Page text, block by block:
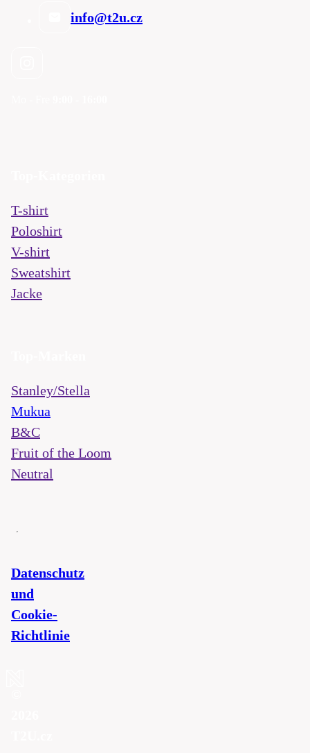
info@t2u.cz
T-shirt
Poloshirt
V-shirt
Sweatshirt
Jacke
Stanley/Stella
Mukua
B&C
Fruit of the Loom
Neutral
Datenschutz
und
Cookie-
Richtlinie